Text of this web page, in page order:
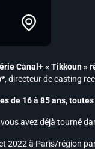
Canal+« Tikkoun »
, directeur de casting
de 16 à 85 ans,
avez déjà tourné
2022 à Paris/région